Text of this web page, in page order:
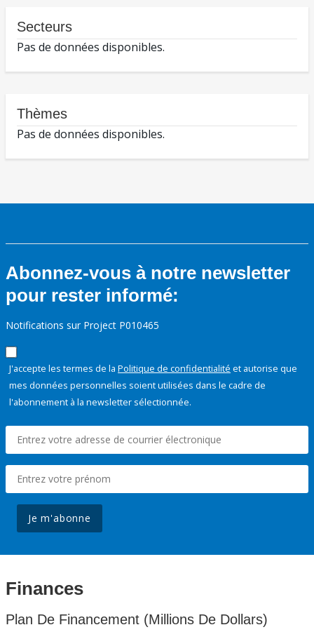
Secteurs
Pas de données disponibles.
Thèmes
Pas de données disponibles.
Abonnez-vous à notre newsletter
pour rester informé:
Notifications sur Project P010465
J'accepte les termes de la Politique de confidentialité et autorise que
mes données personnelles soient utilisées dans le cadre de
l'abonnement à la newsletter sélectionnée.
Je m'abonne
Finances
Plan De Financement (Millions De Dollars)